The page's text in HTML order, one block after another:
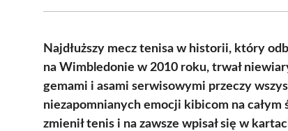
Najdłuższy mecz tenisa w historii, który
na Wimbledonie w 2010 roku, trwał
gemami i asami serwisowymi przeczy
niezapomnianych emocji kibicom na
zmienił tenis i na zawsze wpisał się w